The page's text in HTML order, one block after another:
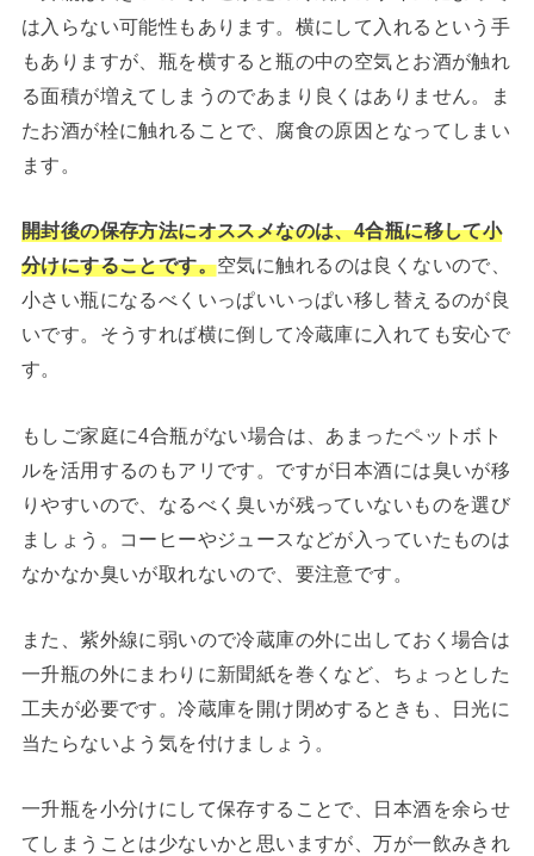
は入らない可能性もあります。横にして入れるという手
もありますが、瓶を横すると瓶の中の空気とお酒が触れ
る面積が増えてしまうのであまり良くはありません。ま
たお酒が栓に触れることで、腐食の原因となってしまい
ます。
開封後の保存方法にオススメなのは、4合瓶に移して小
分けにすることです。空気に触れるのは良くないので、
小さい瓶になるべくいっぱいいっぱい移し替えるのが良
いです。そうすれば横に倒して冷蔵庫に入れても安心で
す。
もしご家庭に4合瓶がない場合は、あまったペットボト
ルを活用するのもアリです。ですが日本酒には臭いが移
りやすいので、なるべく臭いが残っていないものを選び
ましょう。コーヒーやジュースなどが入っていたものは
なかなか臭いが取れないので、要注意です。
また、紫外線に弱いので冷蔵庫の外に出しておく場合は
一升瓶の外にまわりに新聞紙を巻くなど、ちょっとした
工夫が必要です。冷蔵庫を開け閉めするときも、日光に
当たらないよう気を付けましょう。
一升瓶を小分けにして保存することで、日本酒を余らせ
てしまうことは少ないかと思いますが、万が一飲みきれ